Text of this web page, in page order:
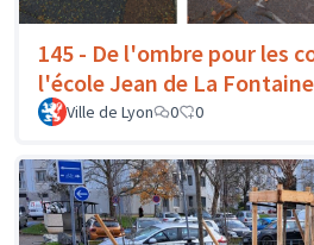
145 - De l'ombre pour les
l'école Jean de La Fontaine
Ville de Lyon 0 0